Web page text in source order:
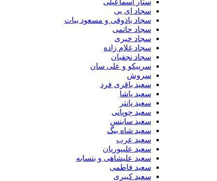
ستار اسماعیلی
سجاد ای بی
سجاد باذوقی و مسعود بیات
سجاد حاتمی
سجاد خیری
سجاد غلام زاده
سجاد نجفیان
سرپیکو و علی سان
سروش
سعید باقری فرد
سعید پاشا
سعید پانتر
سعید چوپانی
سعید ساینس
سعید شاه بیگ
سعید عرب
سعید علیپوریان
سعید علیشاهی و بتسابه
سعید فاطمی
سعید کبیری